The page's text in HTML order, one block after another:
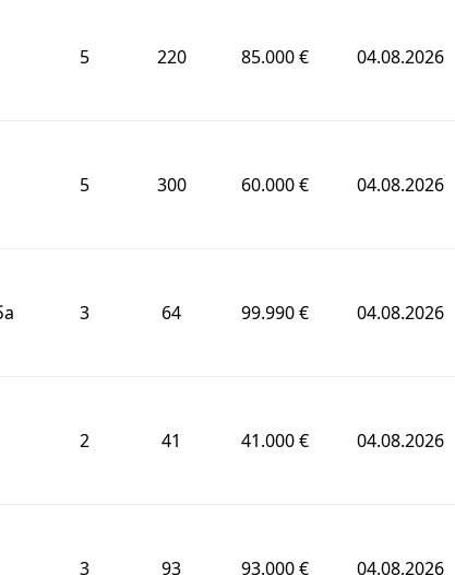
5 220 85.000 € 04.08.2026
5 300 60.000 € 04.08.2026
3 64 99.990 € 04.08.2026
2 41 41.000 € 04.08.2026
3 93 93.000 € 04.08.2026